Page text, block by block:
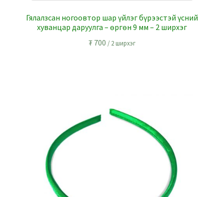
Гялалзсан ногоовтор шар үйлэг бүрээстэй үсний
хуванцар даруулга – өргөн 9 мм – 2 ширхэг
₮ 700 / 2 ширхэг